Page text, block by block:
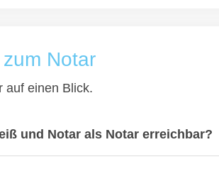
Notar
auf einen Blick.
und Notar als Notar erreichbar?